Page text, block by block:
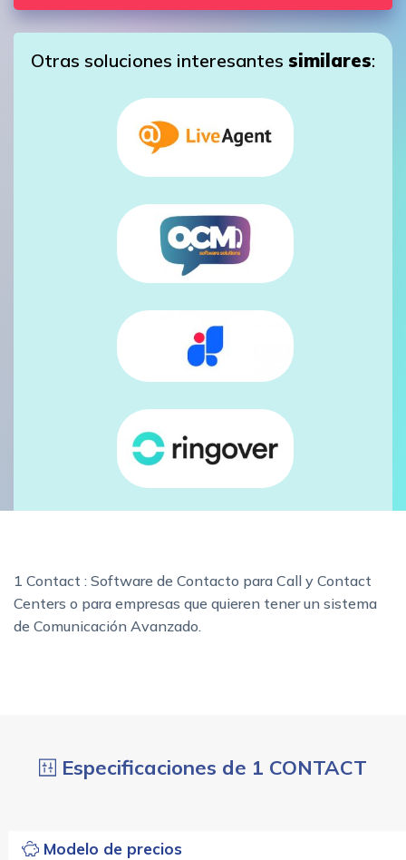
Otras soluciones interesantes similares:
1 Contact : Software de Contacto para Call y Contact
Centers o para empresas que quieren tener un sistema
de Comunicación Avanzado.
Especificaciones de 1 CONTACT
Modelo de precios